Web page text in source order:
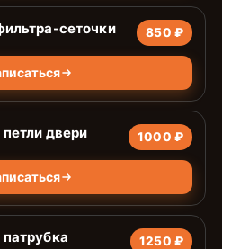
сеточки 850 ₽
двери 1000 ₽
1250 ₽